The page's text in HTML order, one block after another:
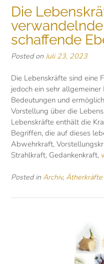
Die
schaffende
Posted on Juli 23, 2023
Die Lebenskräfte sind eine
jedoch ein sehr
Bedeutungen und
Vorstellung über die
Lebenskräfte enthält die
Begriffen, die auf dieses
Abwehrkraft,
Strahlkraft, Gedankenkraft,
Posted in Archiv, Ätherkräfte